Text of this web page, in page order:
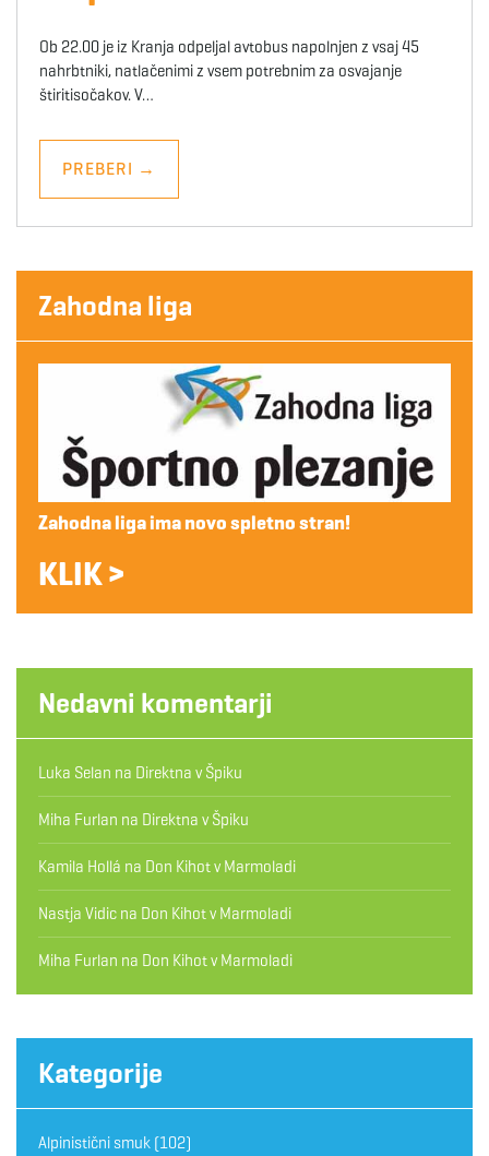
Ob 22.00 je iz Kranja odpeljal avtobus napolnjen z vsaj 45
nahrbtniki, natlačenimi z vsem potrebnim za osvajanje
štiritisočakov. V…
PREBERI →
Zahodna liga
Zahodna liga ima novo spletno stran!
KLIK >
Nedavni komentarji
Luka Selan na Direktna v Špiku
Miha Furlan na Direktna v Špiku
Kamila Hollá na Don Kihot v Marmoladi
Nastja Vidic na Don Kihot v Marmoladi
Miha Furlan na Don Kihot v Marmoladi
Kategorije
Alpinistični smuk (102)